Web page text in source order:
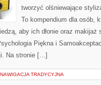
tworzyć olśniewające
To kompendium dla osób,
aby ich dłonie oraz makijaż
Piękna i
Na stronie […]
TRADYCYJNA